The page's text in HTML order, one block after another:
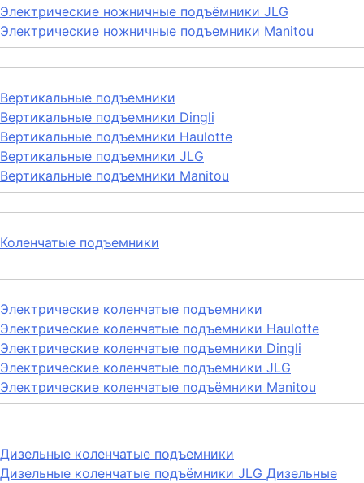
Электрические ножничные подъёмники JLG
Электрические ножничные подъемники Manitou
Вертикальные подъемники
Вертикальные подъемники Dingli
Вертикальные подъемники Haulotte
Вертикальные подъемники JLG
Вертикальные подъемники Manitou
Коленчатые подъемники
Электрические коленчатые подъемники
Электрические коленчатые подъемники Haulotte
Электрические коленчатые подъемники Dingli
Электрические коленчатые подъемники JLG
Электрические коленчатые подъёмники Manitou
Дизельные коленчатые подъемники
Дизельные коленчатые подъёмники JLG Дизельные